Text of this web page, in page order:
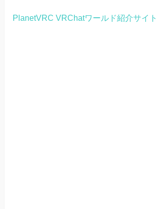
PlanetVRC VRChatワールド紹介サイト